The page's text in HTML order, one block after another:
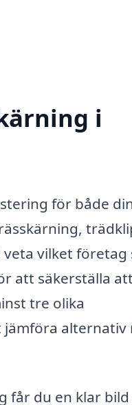
i
för både
vilket företag
att säkerställa
tre olika
alternativ
får du en klar bild